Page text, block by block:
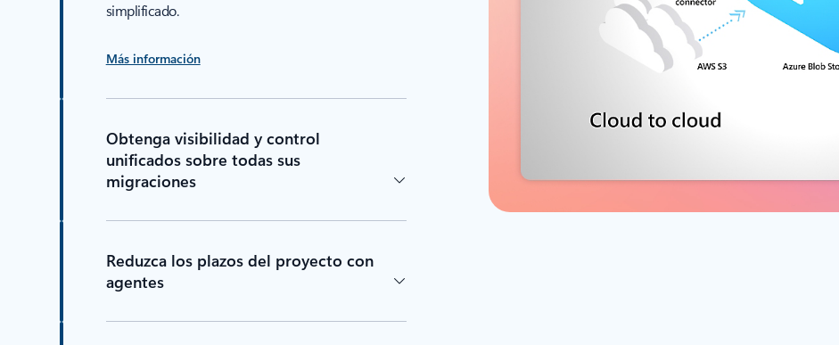
simplificado.
Más información
Obtenga visibilidad y control
unificados sobre todas sus
migraciones
Reduzca los plazos del proyecto con
agentes